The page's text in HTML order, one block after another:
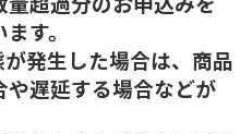
す。
発生した場合は、商品
遅延する場合などが